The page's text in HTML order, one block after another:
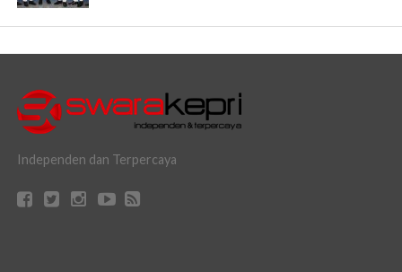
Independen dan Terpercaya